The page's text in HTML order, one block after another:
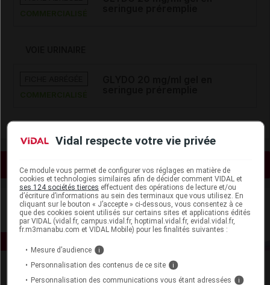
Voir les actualités liées
Vidal respecte votre vie privée
Ce module vous permet de configurer vos réglages en matière de
cookies et technologies similaires afin de décider comment VIDAL et
ses 124 sociétés tierces effectuent des opérations de lecture et/ou
d’écriture d’informations au sein des terminaux que vous utilisez. En
cliquant sur le bouton « J’accepte » ci-dessous, vous consentez à ce
que des cookies soient utilisés sur certains sites et applications édités
par VIDAL (vidal.fr, campus.vidal.fr, hoptimal.vidal.fr, evidal.vidal.fr,
fr.m3manabu.com et VIDAL Mobile) pour les finalités suivantes :
Mesure d’audience i
Personnalisation des contenus de ce site i
Personnalisation des communications vous étant adressées i